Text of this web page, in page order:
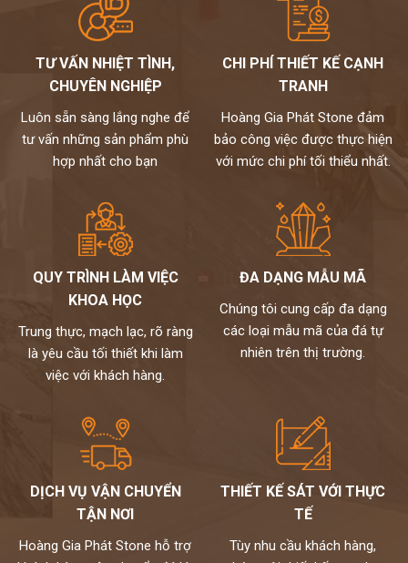
TƯ VẤN NHIỆT TÌNH,
CHUYÊN NGHIỆP
Luôn sẵn sàng lắng nghe để
tư vấn những sản phẩm phù
hợp nhất cho bạn
CHI PHÍ THIẾT KẾ CẠNH
TRANH
Hoàng Gia Phát Stone đảm
bảo công việc được thực hiện
với mức chi phí tối thiểu nhất.
QUY TRÌNH LÀM VIỆC
KHOA HỌC
Trung thực, mạch lạc, rõ ràng
là yêu cầu tối thiết khi làm
việc với khách hàng.
ĐA DẠNG MẪU MÃ
Chúng tôi cung cấp đa dạng
các loại mẫu mã của đá tự
nhiên trên thị trường.
DỊCH VỤ VẬN CHUYỂN
TẬN NƠI
Hoàng Gia Phát Stone hỗ trợ
THIẾT KẾ SÁT VỚI THỰC
TẾ
Tùy nhu cầu khách hàng,